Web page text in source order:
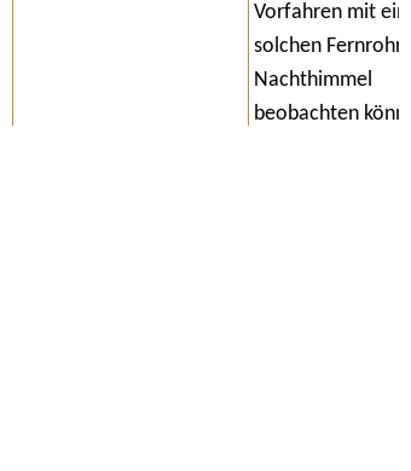
Vorfahren mit
solchen Fernrohr
Nachthimmel
beobachten